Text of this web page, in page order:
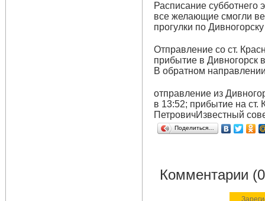
Расписание субботнего
все желающие смогли
прогулки по
Отправление со ст.
прибытие в Дивногорск
В обратном
отправление из
в 13:52; прибытие на ст.
ПетровичИзвестный
Поделиться…
Комментарии